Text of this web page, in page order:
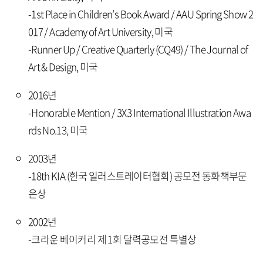
-1st Place in Children’s Book Award / AAU Spring Show 2
017 / Academy of Art University, 미국
-Runner Up / Creative Quarterly (CQ49) / The Journal of
Art & Design, 미국
2016년
-Honorable Mention / 3X3 International Illustration Awa
rds No.13, 미국
2003년
-18th KIA (한국 일러스트레이터협회) 공모전 동화책부문
은상
2002년
-크라운 베이커리 제 1회 달력공모전 특별상